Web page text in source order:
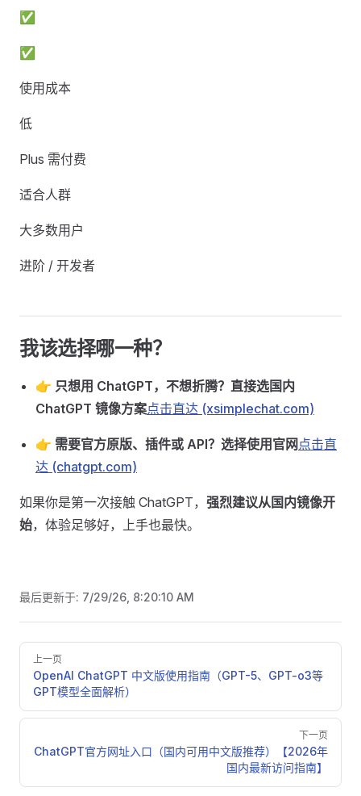
✅
✅
使用成本
低
Plus 需付费
适合人群
大多数用户
进阶 / 开发者
我该选择哪一种？
👉 只想用 ChatGPT，不想折腾？ 直接选国内
ChatGPT 镜像方案点击直达 (xsimplechat.com)
👉 需要官方原版、插件或 API？ 选择使用官网 点击直
达 (chatgpt.com)
如果你是第一次接触 ChatGPT， 强烈建议从国内镜像开
始，体验足够好，上手也最快。
最后更新于: 7/29/26, 8:20:10 AM
Pager
上一页
OpenAI ChatGPT 中文版使用指南（GPT-5、GPT-o3等
GPT模型全面解析）
下一页
ChatGPT官方网址入口（国内可用中文版推荐）【2026年
国内最新访问指南】